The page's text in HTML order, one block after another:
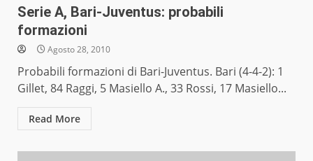
Serie A, Bari-Juventus: probabili
formazioni
Agosto 28, 2010
Probabili formazioni di Bari-Juventus. Bari (4-4-2): 1
Gillet, 84 Raggi, 5 Masiello A., 33 Rossi, 17 Masiello...
Read More